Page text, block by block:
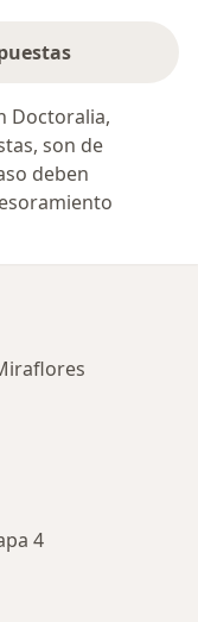
Doctoralia,
son de
deben
4